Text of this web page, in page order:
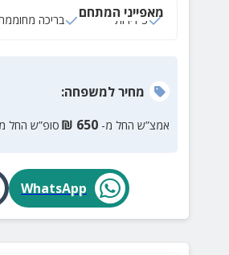
מאפייני המתחם
3 דירות בריכה
מחירלמשפחה:
אמצ”ש החל מ- 650
₪ סופ”ש החל
WhatsApp